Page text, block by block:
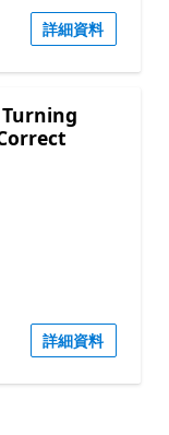
詳細資料
詳細資料